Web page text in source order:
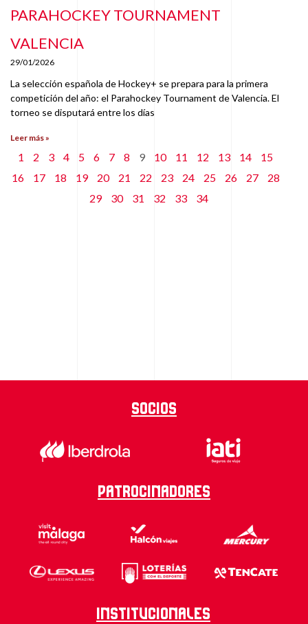
PARAHOCKEY TOURNAMENT
VALENCIA
29/01/2026
La selección española de Hockey+ se prepara para la primera
competición del año: el Parahockey Tournament de Valencia. El
torneo se disputará entre los días
Leer más »
1 2 3 4 5 6 7 8 9 10 11 12 13 14
15
16
17 18 19 20 21 22 23 24 25 26 27
28
29
30 31 32 33 34
Socios
Patrocinadores
Institucionales